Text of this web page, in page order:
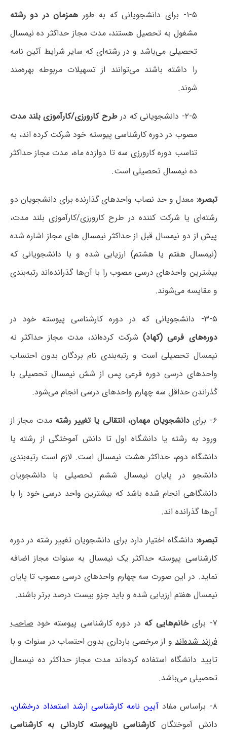
۱-۵- برای دانشجویانی که به طور
همزمان در دو رشته
مشغول به تحصیل هستند، مدت مجاز حداکثر ده نیمسال
تحصیلی می‌باشد و در رشته‌ای که سایر شرایط آئین نامه
را داشته باشند می‌توانند از تسهیلات مربوطه بهره‌مند
شوند.
۲-۵- دانشجویانی که در
طرح کارورزی/کارآموزی بلند مدت
مصوب در دوره کارشناسی پیوسته خود شرکت کرده اند، به
تناسب دوره کارورزی سه تا دوازده ماه، مدت مجاز حداکثر
ده نیمسال تحصیلی است.
تبصره: معدل و حد نصاب واحدهای گذارنده برای دانشجویان دو
رشته‌ای یا شرکت کننده در طرح کارورزی/کارآموزی بلند مدت،
پیش از دو نیمسال قبل از حداکثر نیمسال های مجاز اشاره شده
(نیمسال هفتم یا هشتم) ارزیابی شده و با دانشجویانی که
بیشترین واحدهای درسی مصوب را با آن‌ها گذرانده‌اند رتبه‌بندی
و مقایسه می‌شوند.
۳-۵- دانشجویانی که در دوره کارشناسی پیوسته خود در
دوره‌های فرعی (کهاد)شرکت کرده‌اند، مدت مجاز حداکثر نه
نیمسال تحصیلی است و رتبه‌بندی نام بردگان بدون احتساب
واحدهای درسی دوره فرعی پس از شش نیمسال تحصیلی با
گذراندن حداقل سه چهارم واحدهای درسی انجام می‌شود.
۶- برای دانشجویان مهمان، انتقالی یا تغییر رشته مدت مجاز از
ورود به رشته یا دانشگاه اول تا دانش آموختگی از رشته یا
دانشگاه دوم، حداکثر هشت نیمسال است. لازم است رتبه‌بندی
دانشجو در پایان نیمسال ششم تحصیلی با دانشجویان
دانشگاهی انجام شده باشد که بیشترین واحد درسی خود را با
آن‌ها گذرانده اند.
تبصره: دانشگاه اختیار دارد برای دانشجویان تغییر رشته در دوره
کارشناسی پیوسته حداکثر یک نیمسال به سنوات مجاز اضافه
نماید. در این صورت سه چهارم واحدهای درسی مصوب تا پایان
نیمسال هفتم ارزیابی شده و باید جزو بیست درصد برتر باشند.
۷- برای خانم‌هایی که در دوره کارشناسی پیوسته خودصاحب
فرزند شده‌اندو از مرخصی بارداری بدون احتساب در سنوات و با
تایید دانشگاه استفاده کرده‌اند مدت مجاز حداکثر ده نیسمال
تحصیلی می‌باشد.
۸- براساس مفاد آیین نامه کارشناسی ارشد استعداد درخشان،
دانش آموختگانکارشناسی ناپیوسته کاردانی به کارشناسی